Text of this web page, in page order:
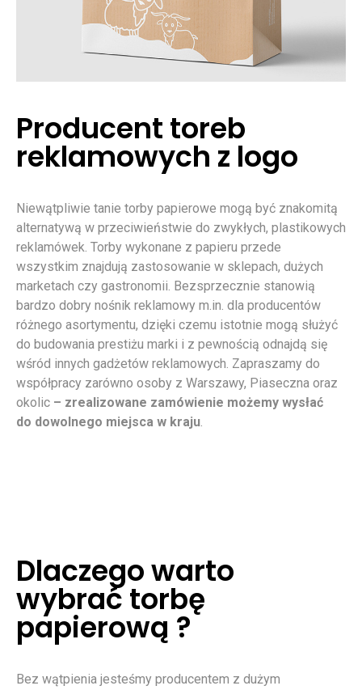
Producent toreb
reklamowych z logo
Niewątpliwie tanie torby papierowe mogą być znakomitą
alternatywą w przeciwieństwie do zwykłych, plastikowych
reklamówek. Torby wykonane z papieru przede
wszystkim znajdują zastosowanie w sklepach, dużych
marketach czy gastronomii. Bezsprzecznie stanowią
bardzo dobry nośnik reklamowy m.in. dla producentów
różnego asortymentu, dzięki czemu istotnie mogą służyć
do budowania prestiżu marki i z pewnością odnajdą się
wśród innych gadżetów reklamowych. Zapraszamy do
współpracy zarówno osoby z Warszawy, Piaseczna oraz
okolic – zrealizowane zamówienie możemy wysłać
do dowolnego miejsca w kraju.
Dlaczego warto
wybrać torbę
papierową ?
Bez wątpienia jesteśmy producentem z dużym